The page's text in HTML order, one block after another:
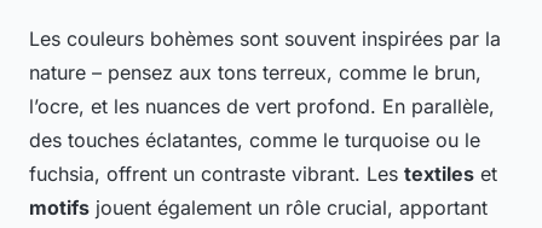
Les couleurs bohèmes sont souvent inspirées par la
nature – pensez aux tons terreux, comme le brun,
l’ocre, et les nuances de vert profond. En parallèle,
des touches éclatantes, comme le turquoise ou le
fuchsia, offrent un contraste vibrant. Les textiles et
motifs jouent également un rôle crucial, apportant